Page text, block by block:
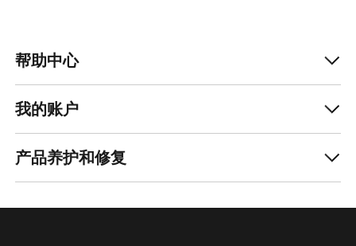
帮助中心
我的账户
产品养护和修复